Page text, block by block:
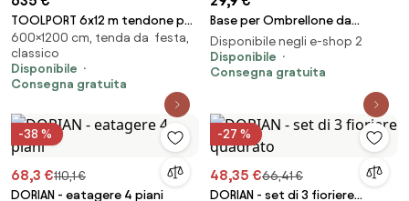
TOOLPORT 6x12 m tendone per
feste, PE 350, bianco - (90109)
600×1200 cm, tenda da festa,
classico
Disponibile
Consegna gratuita
Base per Ombrellone da
Giardino Kg 15 con Tubo Ø38
mm...
Disponibile negli e-shop 2
Disponibile
Consegna gratuita
-38 %
68,3 €110,1 €
DORIAN - eatagere 4 piani
-27 %
48,35 €66,41 €
DORIAN - set di 3 fioriere